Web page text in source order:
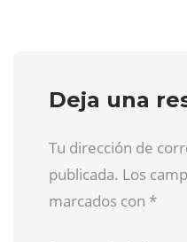
Deja una
Tu dirección de
publicada. Los
marcados con *